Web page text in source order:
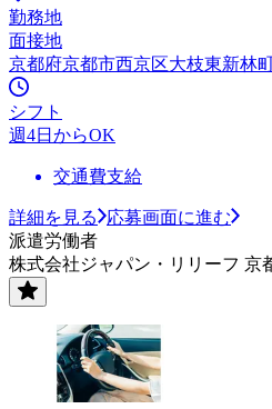
勤務地
面接地
京都府京都市西京区大枝東新林
シフト
週4日からOK
交通費支給
詳細を見る
応募画面に進む
派遣労働者
株式会社ジャパン・リリーフ 京